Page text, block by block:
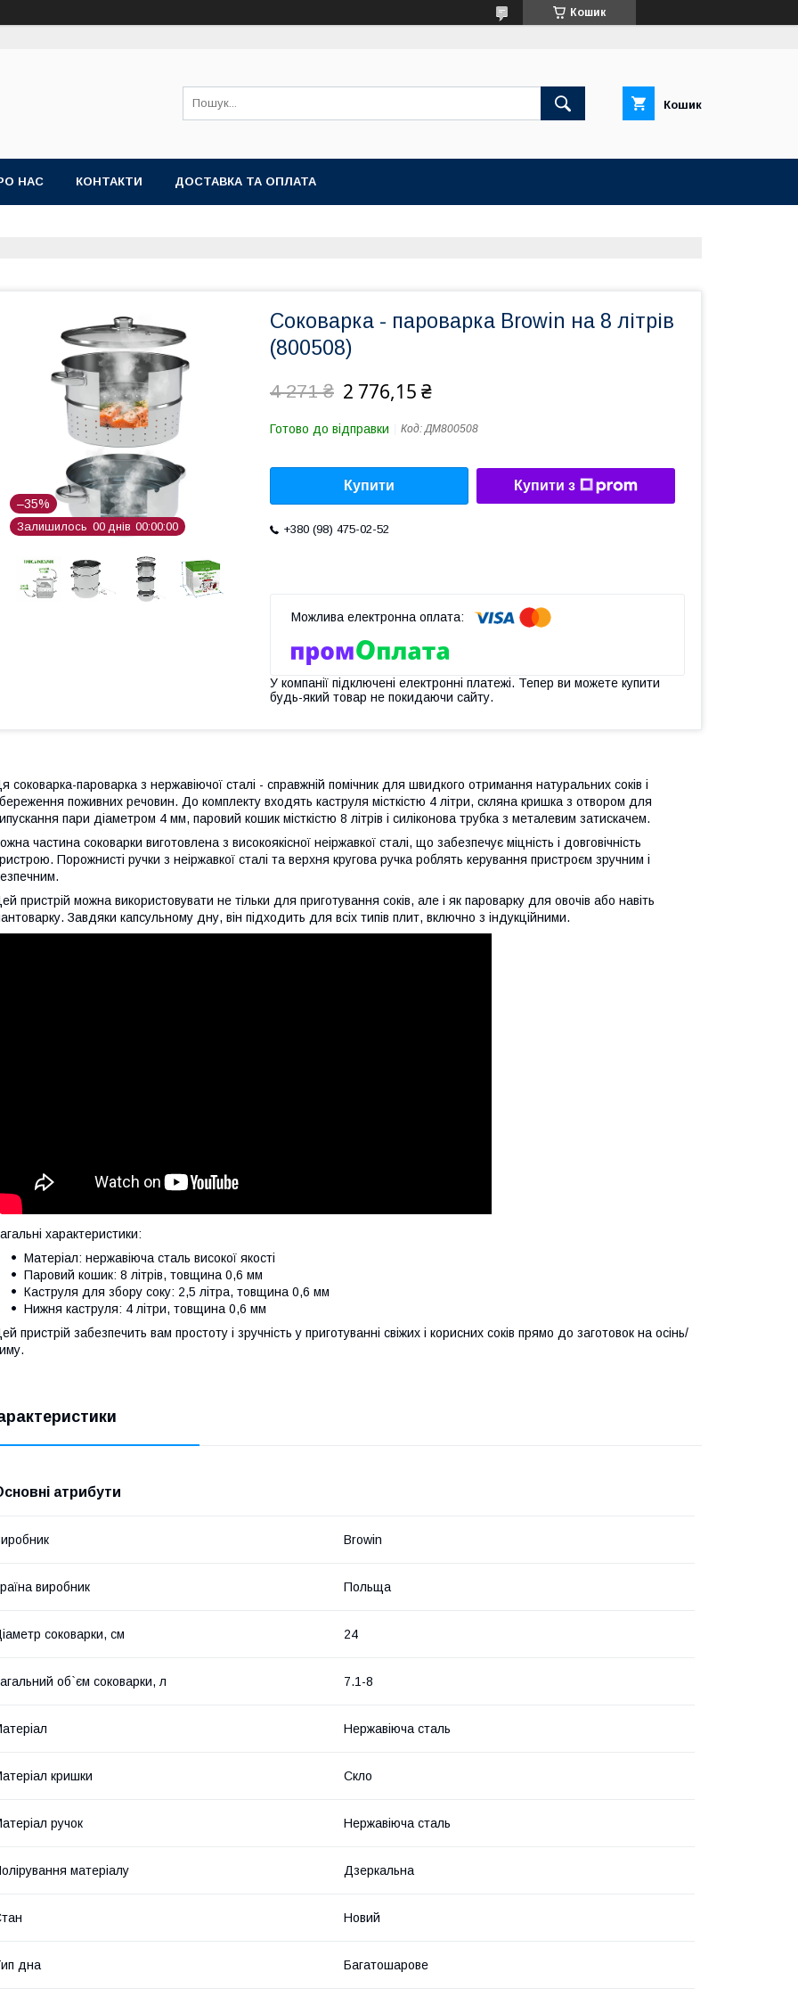
Кошик
Кошик
НАС КОНТАКТИ ДОСТАВКА ТА ОПЛАТА
–35%
Залишилось 00 днів 00 00 00
Соковарка - пароварка Browin на 8 літрів
(800508)
4 271 ₴ 2 776,15 ₴
Готово до відправки Код:ДМ800508
Купити Купити з
+380 (98) 475-02-52
У компанії підключені електронні платежі. Тепер ви можете купити
будь-який товар не покидаючи сайту.
соковарка-пароварка з нержавіючої сталі - справжній помічник для швидкого отримання натуральних соків і
поживних речовин. До комплекту входять каструля місткістю 4 літри, скляна кришка з отвором для
пари діаметром 4 мм, паровий кошик місткістю 8 літрів і силіконова трубка з металевим затискачем.
частина соковарки виготовлена з високоякісної неіржавкої сталі, що забезпечує міцність і довговічність
Порожнисті ручки з неіржавкої сталі та верхня кругова ручка роблять керування пристроєм зручним і
пристрій можна використовувати не тільки для приготування соків, але і як пароварку для овочів або навіть
Завдяки капсульному дну, він підходить для всіх типів плит, включно з індукційними.
характеристики:
Матеріал: нержавіюча сталь високої якості
Паровий кошик: 8 літрів, товщина 0,6 мм
Каструля для збору соку: 2,5 літра, товщина 0,6 мм
Нижня каструля: 4 літри, товщина 0,6 мм
пристрій забезпечить вам простоту і зручність у приготуванні свіжих і корисних соків прямо до заготовок на осінь/
атрибути
Browin
виробник Польща
соковарки, см 24
об`єм соковарки, л 7.1-8
Нержавіюча сталь
кришки Скло
ручок Нержавіюча сталь
матеріалу Дзеркальна
Новий
дна Багатошарове